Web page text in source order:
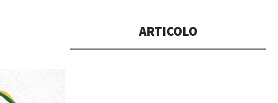
CONSOLI
ARTICOLO